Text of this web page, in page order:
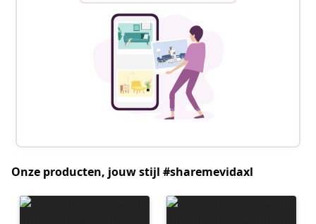
Onze producten, jouw stijl #sharemevidaxl